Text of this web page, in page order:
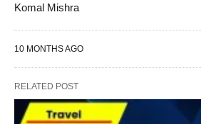
Komal Mishra
10 MONTHS AGO
RELATED POST